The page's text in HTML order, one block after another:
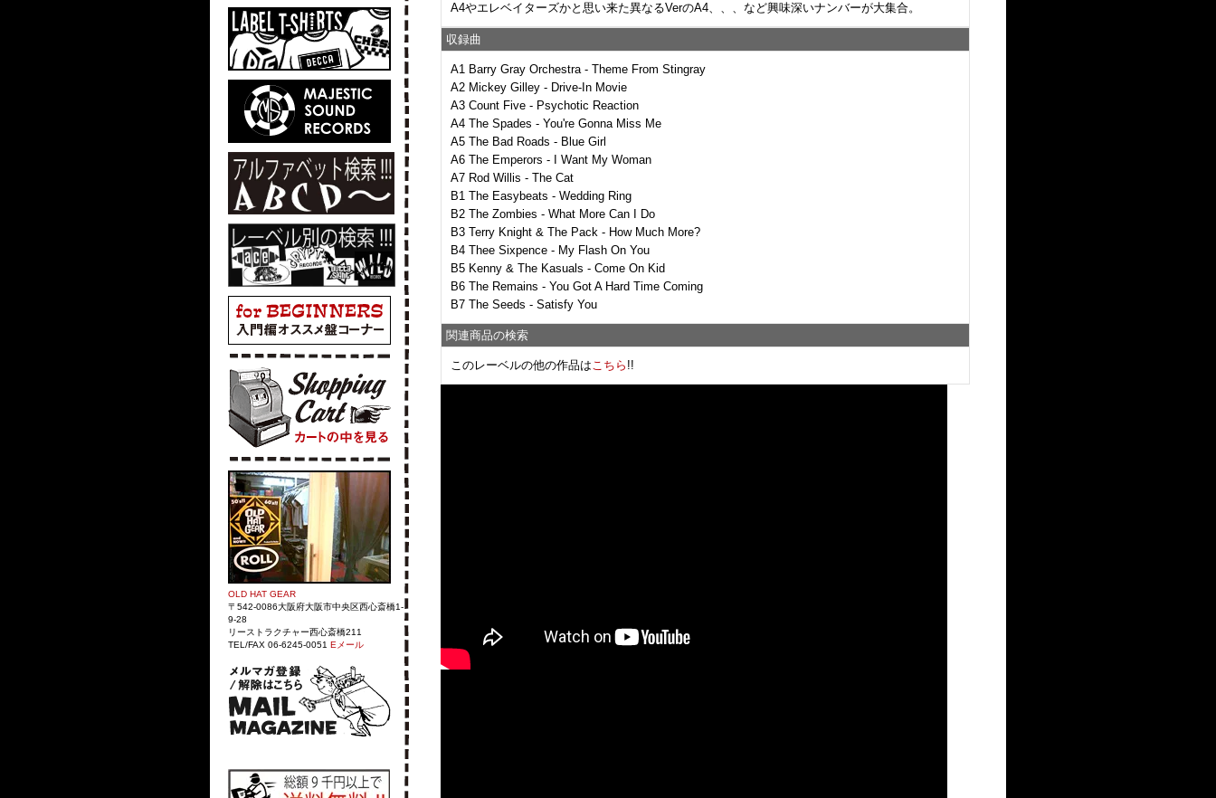
OLD HAT GEAR
〒542-0086大阪府大阪市中央区西心斎橋1-
9-28
リーストラクチャー西心斎橋211
TEL/FAX 06-6245-0051 Eメール
A4やエレベイターズかと思い来た異なるVerのA4、、、など興味深いナンバーが大集合。
収録曲
A1 Barry Gray Orchestra - Theme From Stingray
A2 Mickey Gilley - Drive-In Movie
A3 Count Five - Psychotic Reaction
A4 The Spades - You're Gonna Miss Me
A5 The Bad Roads - Blue Girl
A6 The Emperors - I Want My Woman
A7 Rod Willis - The Cat
B1 The Easybeats - Wedding Ring
B2 The Zombies - What More Can I Do
B3 Terry Knight & The Pack - How Much More?
B4 Thee Sixpence - My Flash On You
B5 Kenny & The Kasuals - Come On Kid
B6 The Remains - You Got A Hard Time Coming
B7 The Seeds - Satisfy You
関連商品の検索
このレーベルの他の作品はこちら !!